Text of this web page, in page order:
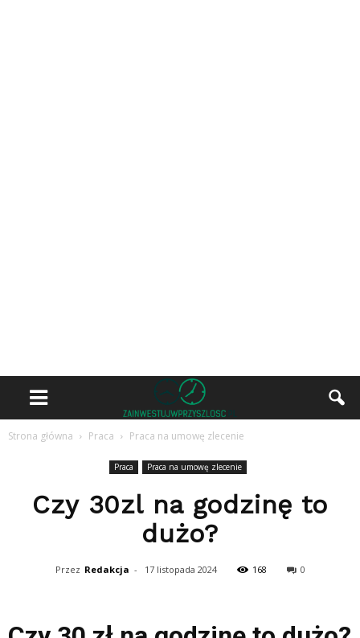
Strona główna Praca Praca na umowę zlecenie
Praca Praca na umowę zlecenie
Czy 30zl na godzinę to
dużo?
Przez Redakcja - 17 listopada 2024 168 0